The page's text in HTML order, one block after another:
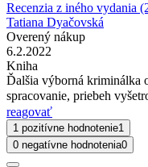
Recenzia z iného vydania
Tatiana Dyačovská
Overený nákup
6.2.2022
Kniha
Ďalšia výborná kriminálka
spracovanie, priebeh
reagovať
1 pozitívne hodnotenie1
0 negatívne hodnotenia0